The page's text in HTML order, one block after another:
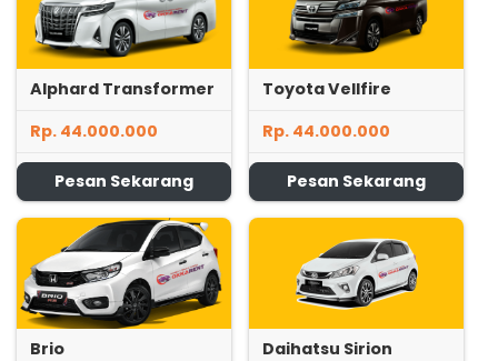
Alphard Transformer
Rp. 44.000.000
Pesan Sekarang
Toyota Vellfire
Rp. 44.000.000
Pesan Sekarang
Brio
Daihatsu Sirion